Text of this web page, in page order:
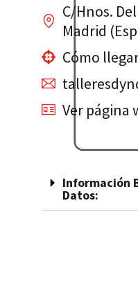
C/Hnos.
Madrid
Cómo
Ver página
Información
Datos: